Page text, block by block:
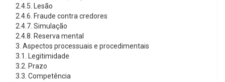
2.4.5. Lesão
2.4.6. Fraude contra credores
2.4.7. Simulação
2.4.8. Reserva mental
3. Aspectos processuais e procedimentais
3.1. Legitimidade
3.2. Prazo
3.3. Competência